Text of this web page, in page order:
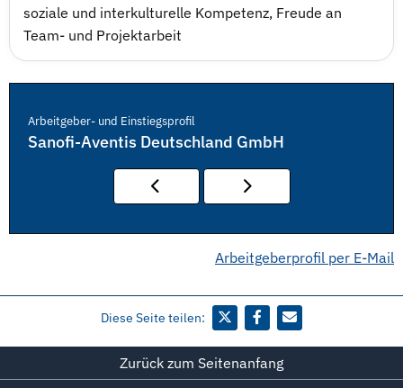
soziale und interkulturelle Kompetenz, Freude an
Team- und Projektarbeit
Arbeitgeber- und Einstiegsprofil
Sanofi-Aventis Deutschland GmbH
Arbeitgeberprofil per E-Mail
Diese Seite teilen:
Zurück zum Seitenanfang